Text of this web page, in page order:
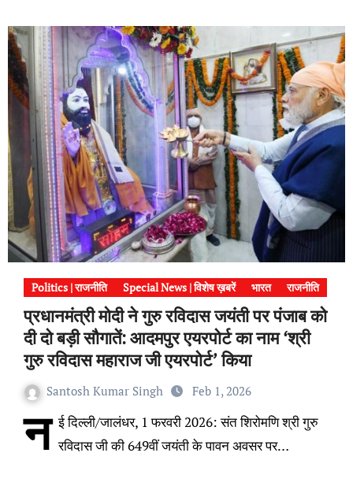
Politics | राजनीति Special News | विशेष ख़बरें भारत राजनीति
प्रधानमंत्री मोदी ने गुरु रविदास जयंती पर पंजाब को
दी दो बड़ी सौगातें: आदमपुर एयरपोर्ट का नाम ‘श्री
गुरु रविदास महाराज जी एयरपोर्ट’ किया
Santosh Kumar Singh Feb 1, 2026
न ई दिल्ली/जालंधर, 1 फरवरी 2026: संत शिरोमणि श्री गुरु
रविदास जी की 649वीं जयंती के पावन अवसर पर…